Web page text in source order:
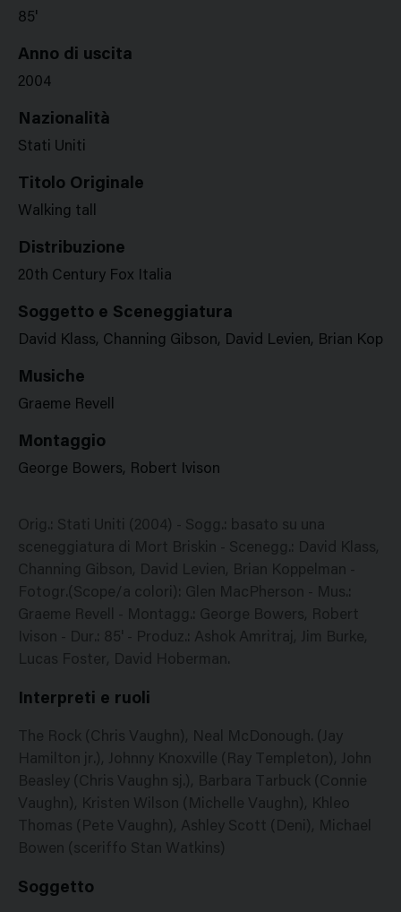
85'
Anno di uscita
2004
Nazionalità
Stati Uniti
Titolo Originale
Walking tall
Distribuzione
20th Century Fox Italia
Soggetto e Sceneggiatura
David Klass, Channing Gibson, David Levien, Brian
Musiche
Graeme Revell
Montaggio
George Bowers, Robert Ivison
Orig.: Stati Uniti (2004) - Sogg.: basato su una
sceneggiatura di Mort Briskin - Scenegg.: David Klass,
Channing Gibson, David Levien, Brian Koppelman -
Fotogr.(Scope/a colori): Glen MacPherson - Mus.:
Graeme Revell - Montagg.: George Bowers, Robert
Ivison - Dur.: 85' - Produz.: Ashok Amritraj, Jim Burke,
Lucas Foster, David Hoberman.
Interpreti e ruoli
The Rock (Chris Vaughn), Neal McDonough. (Jay
Hamilton jr.), Johnny Knoxville (Ray Templeton), John
Beasley (Chris Vaughn sj.), Barbara Tarbuck (Connie
Vaughn), Kristen Wilson (Michelle Vaughn), Khleo
Thomas (Pete Vaughn), Ashley Scott (Deni), Michael
Bowen (sceriffo Stan Watkins)
Soggetto